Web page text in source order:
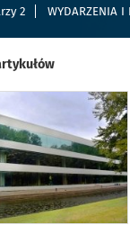
2 WYDARZENIA I